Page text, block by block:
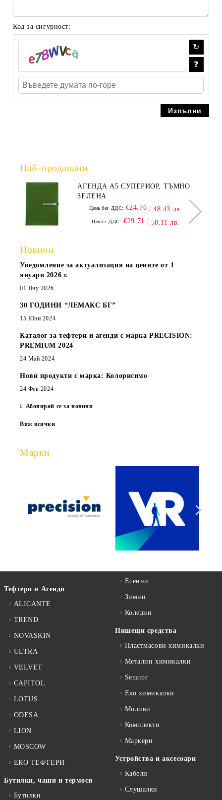
Код за сигурност:
Най-продавани
АГЕНДА А5 СУПЕРИОР, ТЪМНО
ЗЕЛЕНА
Цена без ДДС: €24.76 48.43 лв.
Цена с ДДС: €29.71 58.11 лв.
Новини
Уведомление за актуализация на цените от 1
януари 2026 г.
01 Яну 2026
30 ГОДИНИ “ЛЕМАКС БГ”
15 Юни 2024
Каталог за тефтери и агенди с марка PRECISION:
PREMIUM 2024
24 Май 2024
Нови продукти с марка: Колорисимо
24 Фев 2024
Абонирай се за новини
Виж всички
Марки
Тефтери и Агенди
ALICANTE
TREND
NOVASKIN
ULTRA
VELVET
CAPITOL
LOTUS
ODESA
LION
MOSCOW
ЕКО ТЕФТЕРИ
Бутилки, чаши и термоси
Бутилки
Есенни
Зимни
Коледни
Пишещи средства
Пластмасови химикалки
Метални химикалки
Senator
Еко химикалки
Моливи
Комплекти
Маркери
Устройства и аксесоари
Кабели
Слушалки